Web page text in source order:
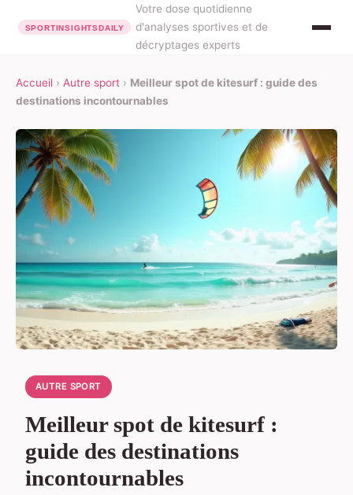
Votre dose quotidienne
d'analyses sportives et de
décryptages experts
Accueil › Autre sport › Meilleur spot de kitesurf : guide des
destinations incontournables
AUTRE SPORT
Meilleur spot de kitesurf :
guide des destinations
incontournables